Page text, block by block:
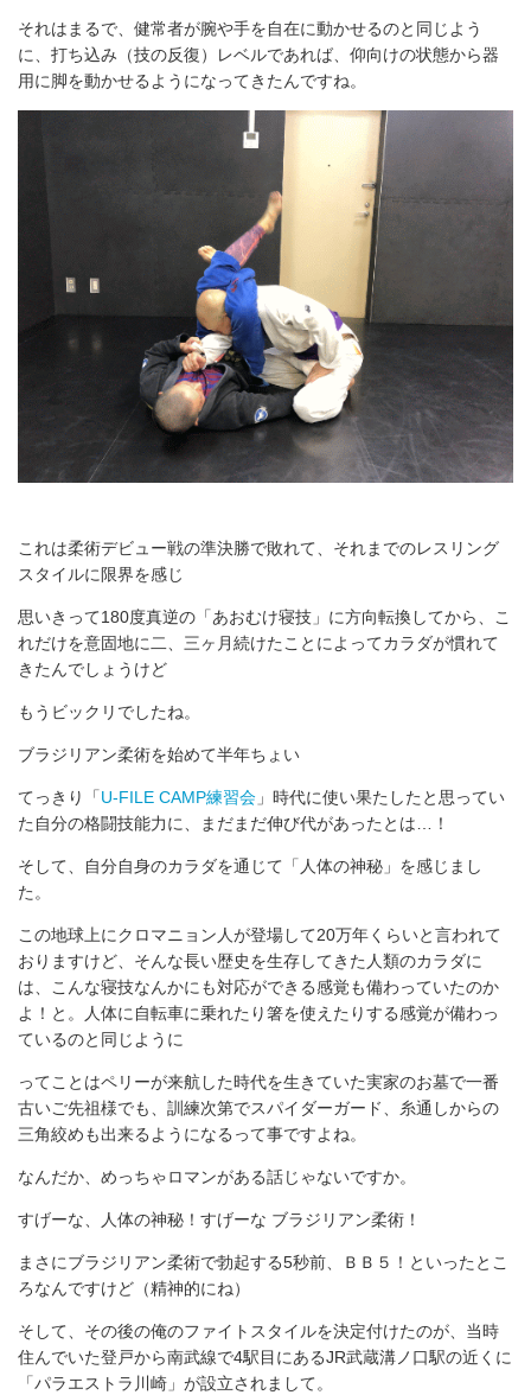
それはまるで、健常者が腕や手を自在に動かせるのと同じよう
に、打ち込み（技の反復）レベルであれば、仰向けの状態から器
用に脚を動かせるようになってきたんですね。
これは柔術デビュー戦の準決勝で敗れて、それまでのレスリング
スタイルに限界を感じ
思いきって180度真逆の「あおむけ寝技」に方向転換してから、こ
れだけを意固地に二、三ヶ月続けたことによってカラダが慣れて
きたんでしょうけど
もうビックリでしたね。
ブラジリアン柔術を始めて半年ちょい
てっきり「U-FILE CAMP練習会 」時代に使い果たしたと思ってい
た自分の格闘技能力に、まだまだ伸び代があったとは…！
そして、自分自身のカラダを通じて「人体の神秘」を感じまし
た。
この地球上にクロマニョン人が登場して20万年くらいと言われて
おりますけど、そんな長い歴史を生存してきた人類のカラダに
は、こんな寝技なんかにも対応ができる感覚も備わっていたのか
よ！と。人体に自転車に乗れたり箸を使えたりする感覚が備わっ
ているのと同じように
ってことはペリーが来航した時代を生きていた実家のお墓で一番
古いご先祖様でも、訓練次第でスパイダーガード、糸通しからの
三角絞めも出来るようになるって事ですよね。
なんだか、めっちゃロマンがある話じゃないですか。
すげーな、人体の神秘！すげーな ブラジリアン柔術！
まさにブラジリアン柔術で勃起する5秒前、ＢＢ５！といったとこ
ろなんですけど（精神的にね）
そして、その後の俺のファイトスタイルを決定付けたのが、当時
住んでいた登戸から南武線で4駅目にあるJR武蔵溝ノ口駅の近くに
「パラエストラ川崎」が設立されまして。